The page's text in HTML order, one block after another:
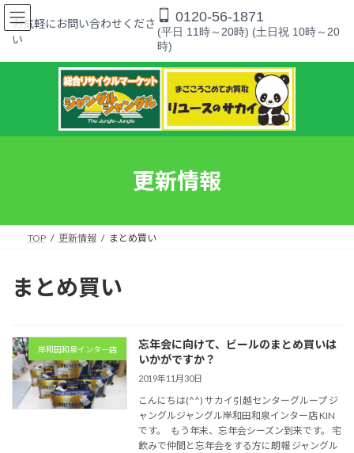
コ
ン
ッ
ナ
ビ
移
お気軽にお問い合わせくださ
い
0120-56-1871
(平日 11時～20時) (土日祝 10時～20
時)
更新情報
TOP 更新情報 まとめ買い
まとめ買い
岸和田和泉インター店
忘年会に向けて、ビールのまとめ買いは
いかがですか？
2019年11月30日
こんにちは(^^) サカイ引越センターグループ ジ
ャングルジャングル岸和田和泉インター店 KIN
です。 もう年末、忘年会シーズン到来です。 宅
飲みで仲間と忘年会をする方に朗報 ジャングル